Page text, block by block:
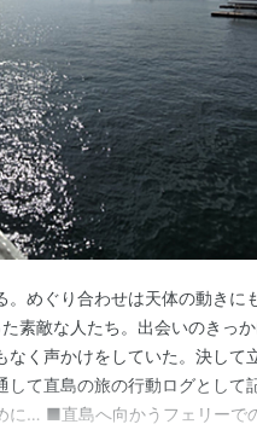
artfest.jp/
を手がけた大竹伸朗による
ルの手法は風呂絵やモザイ
氏が得意とするスクラップ
余すことなく発揮され、日
めぐり合わせは天体の動きに
素敵な人たち。出会いのきっ
く声かけをしていた。決して
て直島の旅の行動ログとして
に… ■直島へ向かうフェリーで